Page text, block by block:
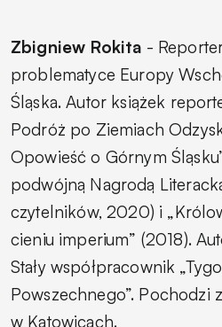
Zbigniew Rokita -
problematyce Europy
Śląska. Autor książek
Podróż po Ziemiach
Opowieść o Górnym
podwójną Nagrodą
czytelników, 2020) i
cieniu imperium” (2018).
Stały współpracownik
Powszechnego”. Pochodzi
w Katowicach.